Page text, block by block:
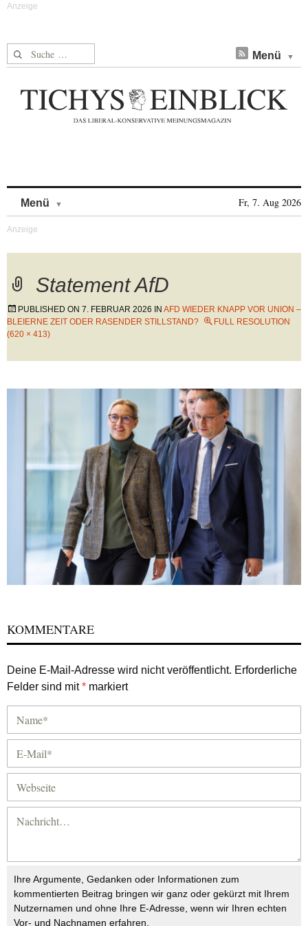
Suche nach: Menü
Menü Fr, 7. Aug 2026
Statement AfD
PUBLISHED ON 7. FEBRUAR 2026 IN AFD WIEDER KNAPP VOR UNION –
BLEIERNE ZEIT ODER RASENDER STILLSTAND?
FULL RESOLUTION
(620 × 413)
KOMMENTARE
Deine E-Mail-Adresse wird nicht veröffentlicht. Erforderliche
Felder sind mit* markiert
Ihre Argumente, Gedanken oder Informationen zum
kommentierten Beitrag bringen wir ganz oder gekürzt mit Ihrem
Nutzernamen und ohne Ihre E-Adresse, wenn wir Ihren echten
Vor- und Nachnamen erfahren.